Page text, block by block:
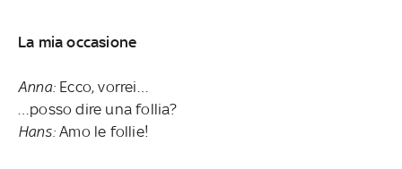
La mia occasione
Anna:Ecco, vorrei…
…posso dire una follia?
Hans:Amo le follie!